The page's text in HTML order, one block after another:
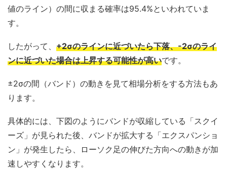
値のライン）の間に収まる確率は95.4%といわれていま
す。
したがって、 +2σのラインに近づいたら下落、-2σのライ
ンに近づいた場合は上昇する可能性が高いです。
±2σの間（バンド）の動きを見て相場分析をする方法もあ
ります。
具体的には、下図のようにバンドが収縮している「スクイ
ーズ」が見られた後、バンドが拡大する「エクスパンショ
ン」が発生したら、ローソク足の伸びた方向への動きが加
速しやすくなります。